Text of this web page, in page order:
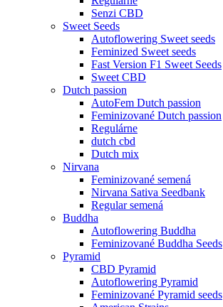
Senzi CBD
Sweet Seeds
Autoflowering Sweet seeds
Feminized Sweet seeds
Fast Version F1 Sweet Seeds
Sweet CBD
Dutch passion
AutoFem Dutch passion
Feminizované Dutch passion
Regulárne
dutch cbd
Dutch mix
Nirvana
Feminizované semená
Nirvana Sativa Seedbank
Regular semená
Buddha
Autoflowering Buddha
Feminizované Buddha Seeds
Pyramid
CBD Pyramid
Autoflowering Pyramid
Feminizované Pyramid seeds